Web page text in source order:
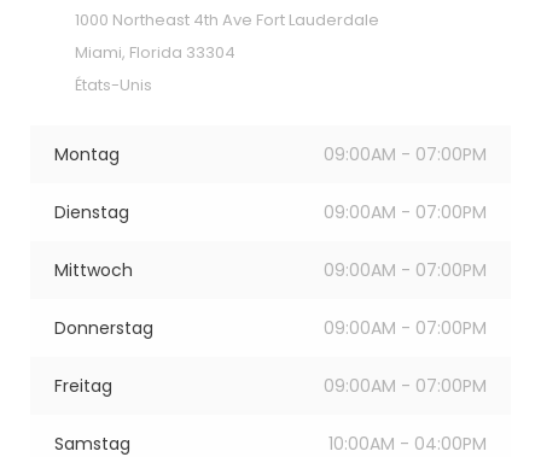
1000 Northeast 4th Ave Fort Lauderdale
Miami, Florida 33304
États-Unis
Montag 09:00AM - 07:00PM
Dienstag 09:00AM - 07:00PM
Mittwoch 09:00AM - 07:00PM
Donnerstag 09:00AM - 07:00PM
Freitag 09:00AM - 07:00PM
Samstag 10:00AM - 04:00PM